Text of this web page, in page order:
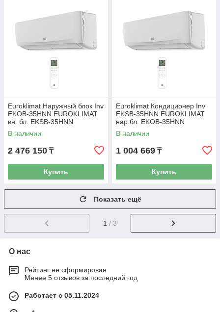
Euroklimat Наружный блок Inv
EKOB-35HNN EUROKLIMAT
вн. бл. EKSB-35HNN
В наличии
2 476 150 ₸
Купить
Euroklimat Кондиционер Inv
EKSB-35HNN EUROKLIMAT
нар.бл. EKOB-35HNN
В наличии
1 004 669 ₸
Купить
Показать ещё
1 / 3
О нас
Рейтинг не сформирован
Менее 5 отзывов за последний год
Работает с 05.11.2024